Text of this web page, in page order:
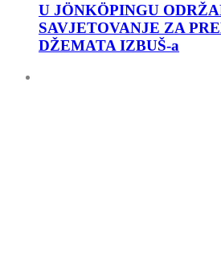
U JÖNKÖPINGU
SAVJETOVANJE ZA
DŽEMATA IZBUŠ-a